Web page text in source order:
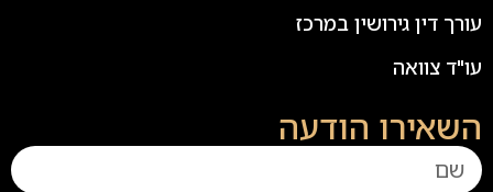
עורך דין גירושין במרכז
עו"ד צוואה
השאירו הודעה